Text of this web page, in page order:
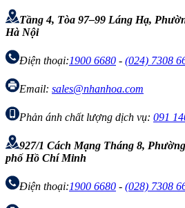
Tầng 4, Tòa 97–99 Láng Hạ,
Hà Nội
Điện thoại:1900 6680 - (024) 7308
Email: sales@nhanhoa.com
Phản ánh chất lượng dịch vụ: 091
927/1 Cách Mạng Tháng 8,
phố Hồ Chí Minh
Điện thoại:1900 6680 - (028) 7308